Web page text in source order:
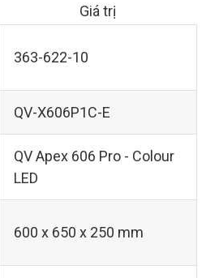
Giá trị
363-622-10
QV-X606P1C-E
QV Apex 606 Pro - Colour
LED
600 x 650 x 250 mm